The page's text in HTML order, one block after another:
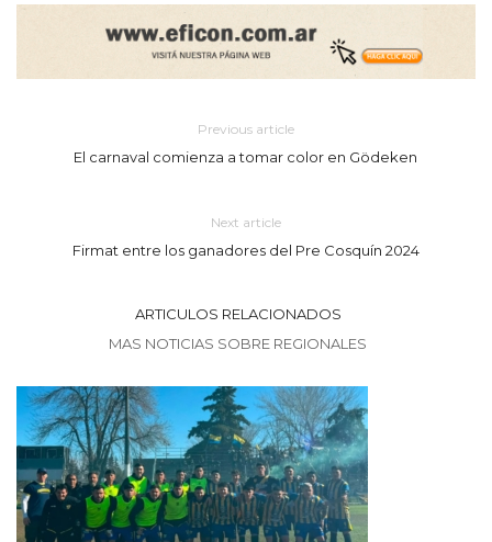
Previous article
El carnaval comienza a tomar color en Gödeken
Next article
Firmat entre los ganadores del Pre Cosquín 2024
ARTICULOS RELACIONADOS
MAS NOTICIAS SOBRE REGIONALES